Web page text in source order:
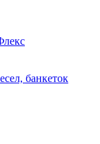
банкеток